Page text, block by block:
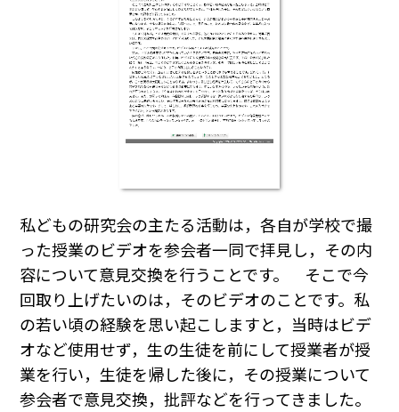
私どもの研究会の主たる活動は，各自が学校で撮
った授業のビデオを参会者一同で拝見し，その内
容について意見交換を行うことです。 そこで今
回取り上げたいのは，そのビデオのことです。私
の若い頃の経験を思い起こしますと，当時はビデ
オなど使用せず，生の生徒を前にして授業者が授
業を行い，生徒を帰した後に，その授業について
参会者で意見交換，批評などを行ってきました。